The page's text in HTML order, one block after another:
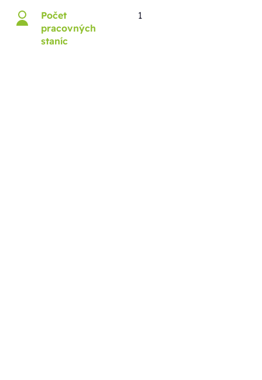
Počet
pracovných
staníc
1